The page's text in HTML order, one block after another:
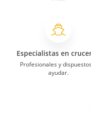
Especialistas en
Profesionales y
ayudar.